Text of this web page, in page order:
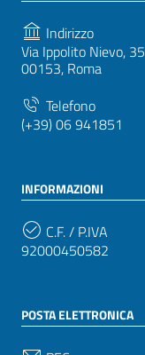
Indirizzo
Via Ippolito Nievo, 35
00153, Roma
Telefono
(+39) 06 941851
INFORMAZIONI
C.F. / P.IVA
92000450582
POSTA ELETTRONICA